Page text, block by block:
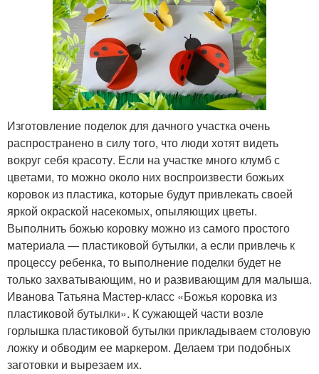
Изготовление поделок для дачного участка очень
распространено в силу того, что люди хотят видеть
вокруг себя красоту. Если на участке много клумб с
цветами, то можно около них воспроизвести божьих
коровок из пластика, которые будут привлекать своей
яркой окраской насекомых, опыляющих цветы.
Выполнить божью коровку можно из самого простого
материала — пластиковой бутылки, а если привлечь к
процессу ребенка, то выполнение поделки будет не
только захватывающим, но и развивающим для малыша.
Иванова Татьяна Мастер-класс «Божья коровка из
пластиковой бутылки». К сужающей части возле
горлышка пластиковой бутылки прикладываем столовую
ложку и обводим ее маркером. Делаем три подобных
заготовки и вырезаем их.